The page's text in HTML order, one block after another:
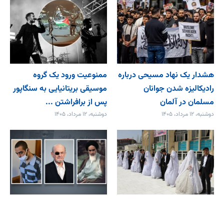
هشدار یک نهاد مسیحی درباره
رادیکالیزه شدن جوانان
مسلمان در آلمان
دوشنبه، ۱۲ مرداد، ۱۴۰۵
ممنوعیت ورود یک گروه
موسیقی بریتانیایی به سنگاپور
پس از برافراشتن ...
دوشنبه، ۱۲ مرداد، ۱۴۰۵